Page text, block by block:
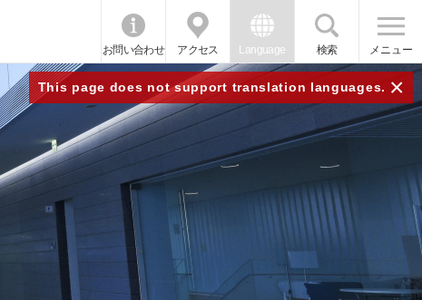
お問い合わせ アクセス Language 検索 メニュー
This page does not support translation languages. ×